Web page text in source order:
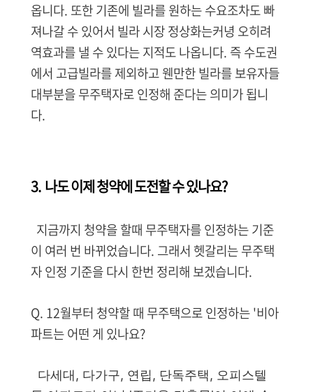
옵니다. 또한기존에 빌라를 원하는 수요조차도 빠
져나갈 수 있어서 빌라 시장 정상화는커녕 오히려
역효과를 낼 수 있다는 지적도 나옵니다. 즉수도권
에서 고급빌라를 제외하고 웬만한 빌라를 보유자들
대부분을 무주택자로 인정해 준다는 의미가 됩니
다.
3. 나도 이제 청약에 도전할 수 있나요?
지금까지 청약을 할때 무주택자를 인정하는 기준
이 여러 번 바뀌었습니다. 그래서 헷갈리는 무주택
자 인정 기준을 다시 한번 정리해 보겠습니다.
Q. 12월부터 청약할 때 무주택으로 인정하는 '비아
파트는 어떤 게 있나요?
다세대, 다가구, 연립, 단독주택, 오피스텔